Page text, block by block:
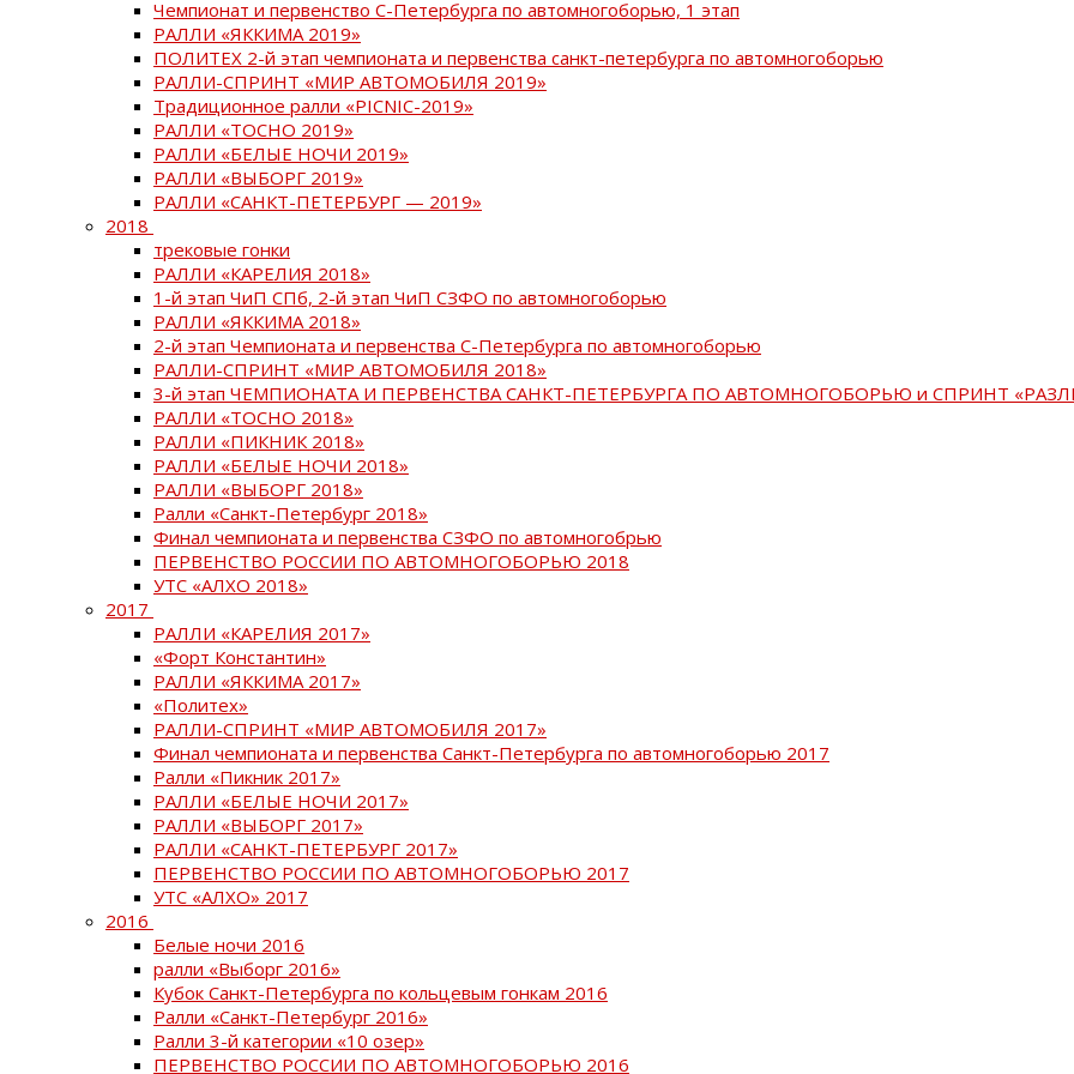
Чемпионат и первенство С-Петербурга по автомногоборью, 1 этап
РАЛЛИ «ЯККИМА 2019»
ПОЛИТЕХ 2-й этап чемпионата и первенства санкт-петербурга по автомногоборью
РАЛЛИ-СПРИНТ «МИР АВТОМОБИЛЯ 2019»
Традиционное ралли «PICNIC-2019»
РАЛЛИ «ТОСНО 2019»
РАЛЛИ «БЕЛЫЕ НОЧИ 2019»
РАЛЛИ «ВЫБОРГ 2019»
РАЛЛИ «САНКТ-ПЕТЕРБУРГ — 2019»
2018
трековые гонки
РАЛЛИ «КАРЕЛИЯ 2018»
1-й этап ЧиП СПб, 2-й этап ЧиП СЗФО по автомногоборью
РАЛЛИ «ЯККИМА 2018»
2-й этап Чемпионата и первенства С-Петербурга по автомногоборью
РАЛЛИ-СПРИНТ «МИР АВТОМОБИЛЯ 2018»
3-й этап ЧЕМПИОНАТА И ПЕРВЕНСТВА САНКТ-ПЕТЕРБУРГА ПО АВТОМНОГОБОРЬЮ и СПРИНТ
РАЛЛИ «ТОСНО 2018»
РАЛЛИ «ПИКНИК 2018»
РАЛЛИ «БЕЛЫЕ НОЧИ 2018»
РАЛЛИ «ВЫБОРГ 2018»
Ралли «Санкт-Петербург 2018»
Финал чемпионата и первенства СЗФО по автомногобрью
ПЕРВЕНСТВО РОССИИ ПО АВТОМНОГОБОРЬЮ 2018
УТС «АЛХО 2018»
2017
РАЛЛИ «КАРЕЛИЯ 2017»
«Форт Константин»
РАЛЛИ «ЯККИМА 2017»
«Политех»
РАЛЛИ-СПРИНТ «МИР АВТОМОБИЛЯ 2017»
Финал чемпионата и первенства Санкт-Петербурга по автомногоборью 2017
Ралли «Пикник 2017»
РАЛЛИ «БЕЛЫЕ НОЧИ 2017»
РАЛЛИ «ВЫБОРГ 2017»
РАЛЛИ «САНКТ-ПЕТЕРБУРГ 2017»
ПЕРВЕНСТВО РОССИИ ПО АВТОМНОГОБОРЬЮ 2017
УТС «АЛХО» 2017
2016
Белые ночи 2016
ралли «Выборг 2016»
Кубок Санкт-Петербурга по кольцевым гонкам 2016
Ралли «Санкт-Петербург 2016»
Ралли 3-й категории «10 озер»
ПЕРВЕНСТВО РОССИИ ПО АВТОМНОГОБОРЬЮ 2016